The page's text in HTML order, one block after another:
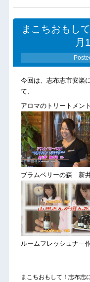
まこちおもし
月
今回は、志布志市安楽
て、
アロマのトリートメン
ブラムベリーの森 新
ルームフレッシュナ―
まこちおもして！志布志